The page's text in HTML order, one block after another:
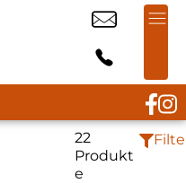
22
Produkt
e